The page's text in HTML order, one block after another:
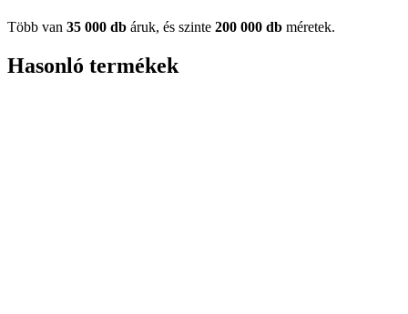
Több van 35 000 db áruk, és szinte 200 000 db méretek.
Hasonló termékek